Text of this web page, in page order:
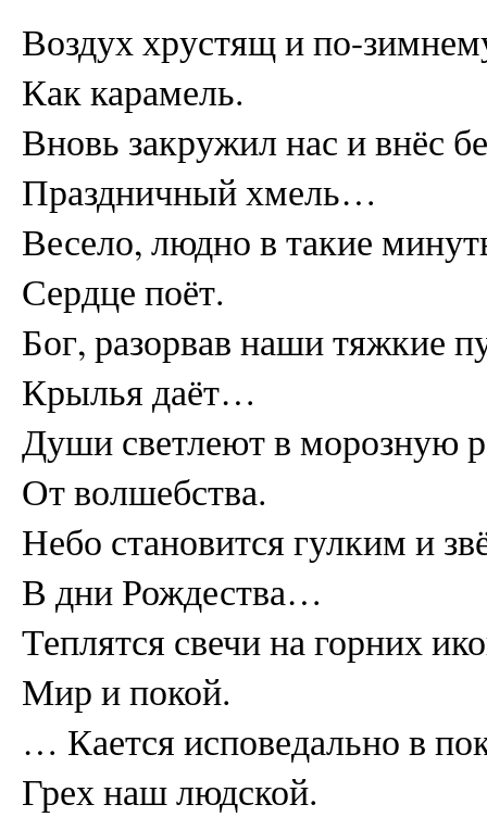
Воздух хрустящ и по-
Как карамель.
Вновь закружил нас и внёс
Праздничный хмель…
Весело, людно в такие
Сердце поёт.
Бог, разорвав наши тяжкие
Крылья даёт…
Души светлеют в морозную
От волшебства.
Небо становится гулким и
В дни Рождества…
Теплятся свечи на горних
Мир и покой.
… Кается исповедально в
Грех наш людской.